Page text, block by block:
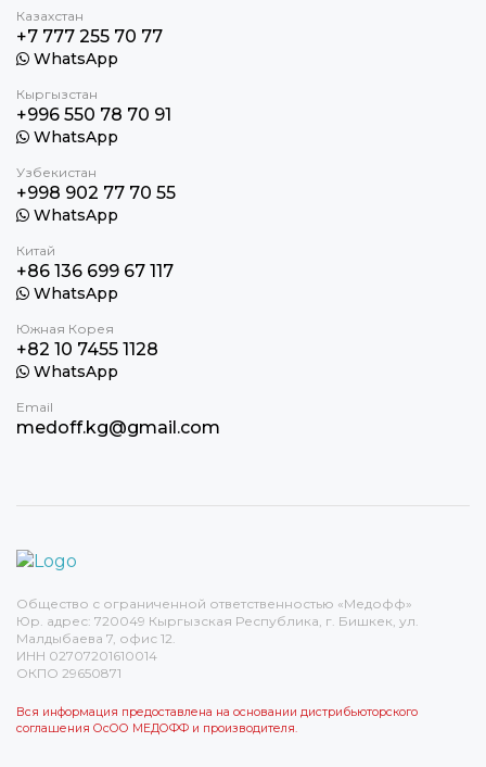
Казахстан
+7 777 255 70 77
WhatsApp
Кыргызстан
+996 550 78 70 91
WhatsApp
Узбекистан
+998 902 77 70 55
WhatsApp
Китай
+86 136 699 67 117
WhatsApp
Южная Корея
+82 10 7455 1128
WhatsApp
Email
medoff.kg@gmail.com
Общество с ограниченной ответственностью «Медофф»
Юр. адрес: 720049 Кыргызская Республика, г. Бишкек, ул.
Малдыбаева 7, офис 12.
ИНН 02707201610014
ОКПО 29650871
Вся информация предоставлена на основании дистрибьюторского
соглашения ОсОО МЕДОФФ и производителя.